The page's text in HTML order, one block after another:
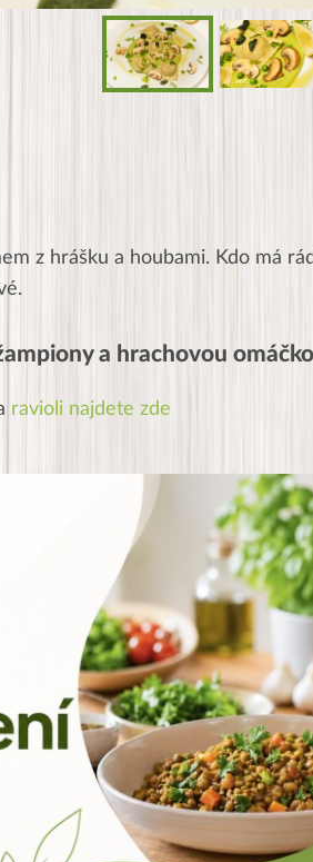
z hrášku a houbami. Kdo má rád
a hrachovou
ravioli najdete zde
J
Jana
★★★★★
Moc Vám všem děkuji za
obzvlášť velké
uznání pro hlavní dvojici
Posílá…